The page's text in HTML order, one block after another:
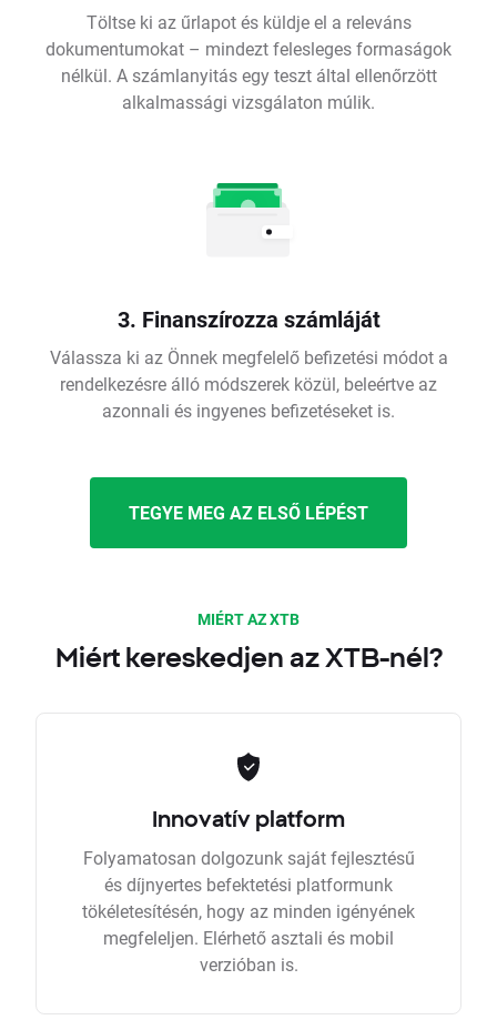
Töltse ki az űrlapot és küldje el a releváns
dokumentumokat – mindezt felesleges formaságok
nélkül. A számlanyitás egy teszt által ellenőrzött
alkalmassági vizsgálaton múlik.
3. Finanszírozza számláját
Válassza ki az Önnek megfelelő befizetési módot a
rendelkezésre álló módszerek közül, beleértve az
azonnali és ingyenes befizetéseket is.
TEGYE MEG AZ ELSŐ LÉPÉST
MIÉRT AZ XTB
Miért kereskedjen az XTB-nél?
Innovatív platform
Folyamatosan dolgozunk saját fejlesztésű
és díjnyertes befektetési platformunk
tökéletesítésén, hogy az minden igényének
megfeleljen. Elérhető asztali és mobil
verzióban is.